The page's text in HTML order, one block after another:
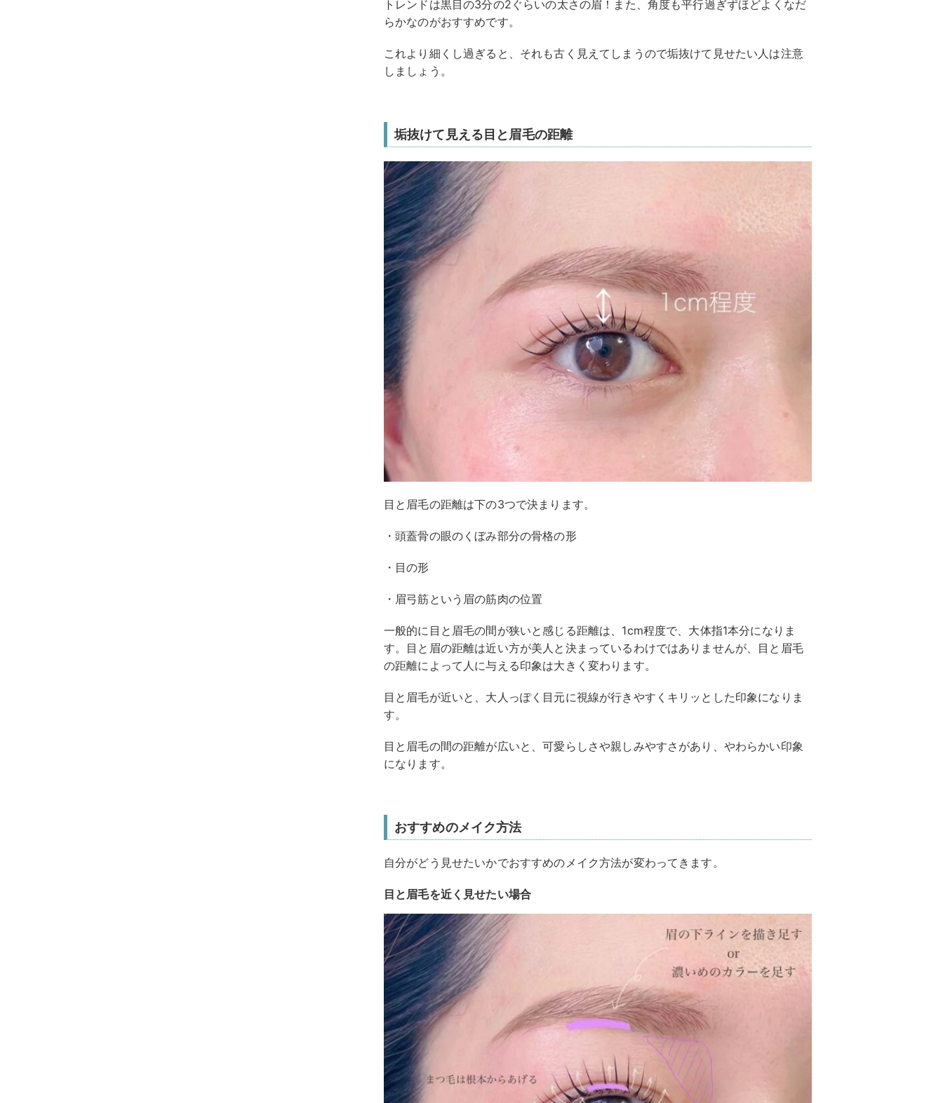
トレンドは黒目の3分の2ぐらいの太さの眉！また、角度も平行過ぎずほどよくなだ
らかなのがおすすめです。
これより細くし過ぎると、それも古く見えてしまうので垢抜けて見せたい人は注意
しましょう。
垢抜けて見える目と眉毛の距離
目と眉毛の距離は下の3つで決まります。
・頭蓋骨の眼のくぼみ部分の骨格の形
・目の形
・眉弓筋という眉の筋肉の位置
一般的に目と眉毛の間が狭いと感じる距離は、1cm程度で、大体指1本分になりま
す。目と眉の距離は近い方が美人と決まっているわけではありませんが、目と眉毛
の距離によって人に与える印象は大きく変わります。
目と眉毛が近いと、大人っぽく目元に視線が行きやすくキリッとした印象になりま
す。
目と眉毛の間の距離が広いと、可愛らしさや親しみやすさがあり、やわらかい印象
になります。
おすすめのメイク方法
自分がどう見せたいかでおすすめのメイク方法が変わってきます。
目と眉毛を近く見せたい場合